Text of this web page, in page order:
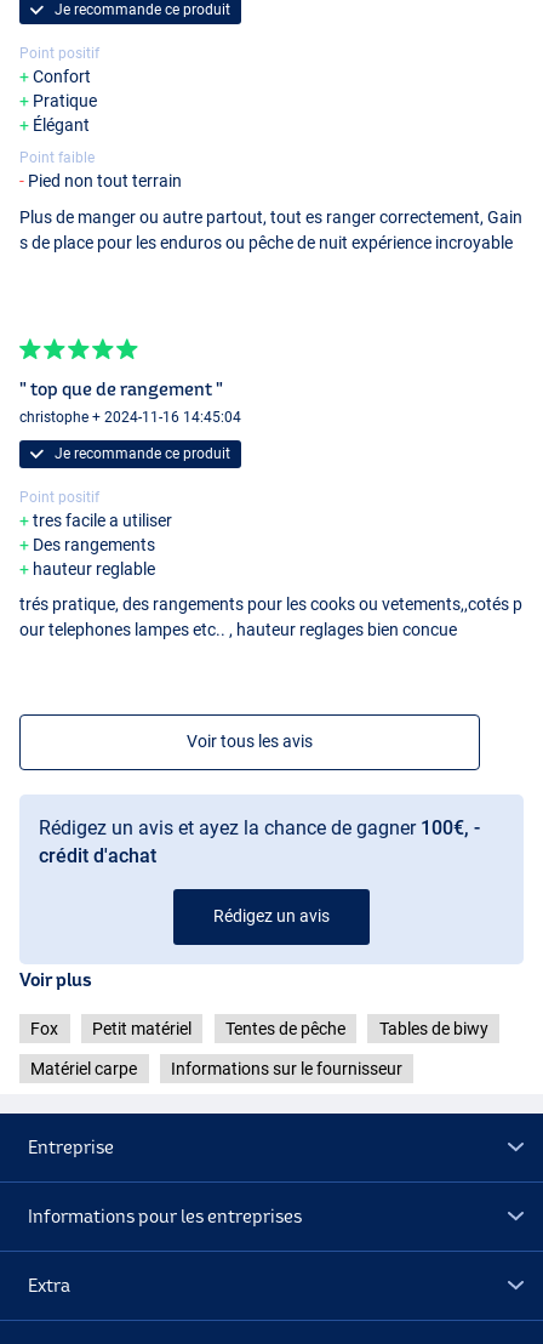
Je recommande ce produit
Point positif
Confort
Pratique
Élégant
Point faible
Pied non tout terrain
Plus de manger ou autre partout, tout es ranger correctement, Gain
s de place pour les enduros ou pêche de nuit expérience incroyable
" top que de rangement "
christophe + 2024-11-16 14:45:04
Je recommande ce produit
Point positif
tres facile a utiliser
Des rangements
hauteur reglable
trés pratique, des rangements pour les cooks ou vetements,,cotés p
our telephones lampes etc.. , hauteur reglages bien concue
Voir tous les avis
Rédigez un avis et ayez la chance de gagner 100€, -
crédit d'achat
Rédigez un avis
Voir plus
Fox Petit matériel Tentes de pêche Tables de biwy
Matériel carpe Informations sur le fournisseur
Entreprise
Informations pour les entreprises
Extra